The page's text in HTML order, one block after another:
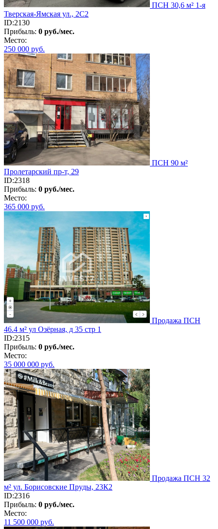
ПСН 30,6 м² 1-я
Тверская-Ямская ул., 2С2
ID:2130
Прибыль: 0 руб./мес.
Место:
250 000 руб.
ПСН 90 м²
Пролетарский пр-т, 29
ID:2318
Прибыль: 0 руб./мес.
Место:
365 000 руб.
Продажа ПСН
46.4 м² ул Озёрная, д 35 стр 1
ID:2315
Прибыль: 0 руб./мес.
Место:
35 000 000 руб.
Продажа ПСН 32
м² ул. Борисовские Пруды, 23К2
ID:2316
Прибыль: 0 руб./мес.
Место:
11 500 000 руб.